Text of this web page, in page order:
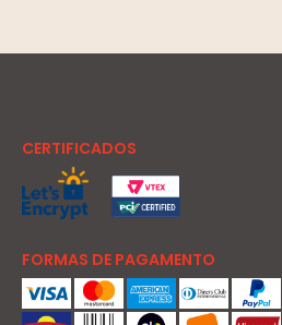
CERTIFICADOS
FORMAS DE PAGAMENTO